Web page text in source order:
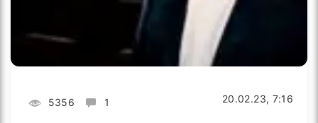
5356 1 20.02.23, 7:16